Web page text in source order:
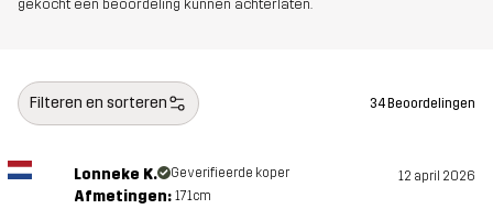
gekocht een beoordeling kunnen achterlaten.
Filteren en sorteren 34 Beoordelingen
Lonneke K. Geverifieerde koper 12 april 2026
Afmetingen: 171cm